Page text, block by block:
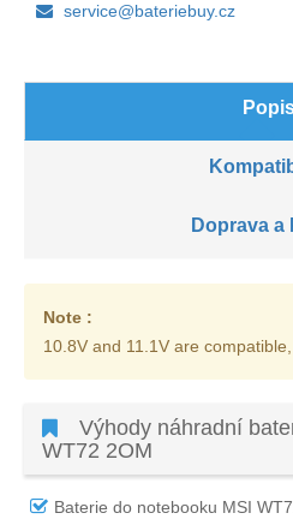
service@bateriebuy.cz
Doprava a
Note :
10.8V and 11.1V are
Výhody náhradní
WT72 2OM
Baterie do notebooku MSI